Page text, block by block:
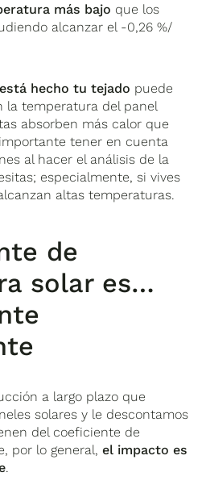
más bajo que los
alcanzar el -0,26 %/
hecho tu tejado puede
la temperatura del panel
absorben más calor que
tener en cuenta
al hacer el análisis de la
especialmente, si vives
altas temperaturas.
de
solar es…
a largo plazo que
solares y le descontamos
del coeficiente de
por lo general,el impacto es
.